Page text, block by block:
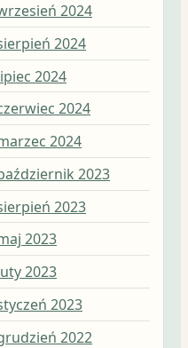
2024
2024
2024
2024
2024
2023
2023
2023
2023
2023
2022